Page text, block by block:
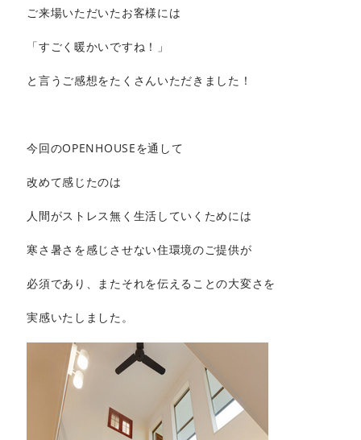
ご来場いただいたお客様には
「すごく暖かいですね！」
と言うご感想をたくさんいただきました！
今回のOPENHOUSEを通して
改めて感じたのは
人間がストレス無く生活していくためには
寒さ暑さを感じさせない住環境のご提供が
必須であり、またそれを伝えることの大変さを
実感いたしました。